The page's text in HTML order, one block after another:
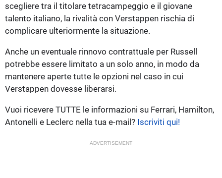
scegliere tra il titolare tetracampeggio e il giovane
talento italiano, la rivalità con Verstappen rischia di
complicare ulteriormente la situazione.
Anche un eventuale rinnovo contrattuale per Russell
potrebbe essere limitato a un solo anno, in modo da
mantenere aperte tutte le opzioni nel caso in cui
Verstappen dovesse liberarsi.
Vuoi ricevere TUTTE le informazioni su Ferrari, Hamilton,
Antonelli e Leclerc nella tua e-mail? Iscriviti qui!
ADVERTISEMENT